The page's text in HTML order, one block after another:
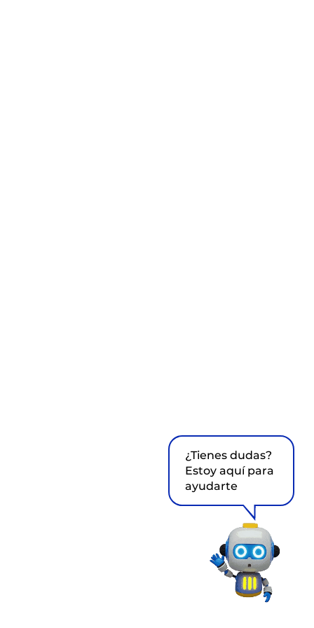
¿Tienes dudas?
Estoy aquí para
ayudarte